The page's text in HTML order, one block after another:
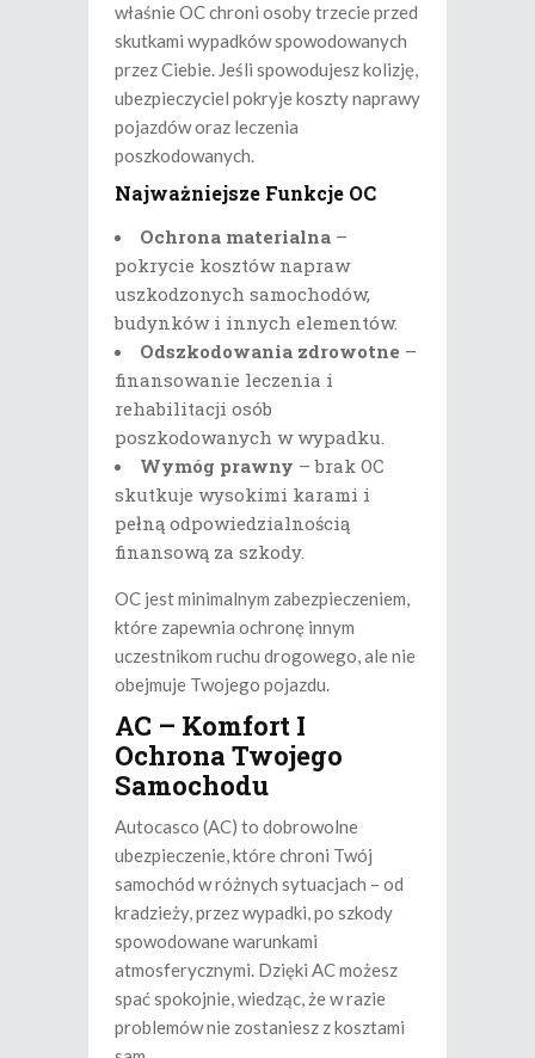
właśnie OC chroni osoby trzecie przed
skutkami wypadków spowodowanych
przez Ciebie. Jeśli spowodujesz kolizję,
ubezpieczyciel pokryje koszty naprawy
pojazdów oraz leczenia
poszkodowanych.
Najważniejsze Funkcje OC
Ochrona materialna –
pokrycie kosztów napraw
uszkodzonych samochodów,
budynków i innych elementów.
Odszkodowania zdrowotne –
finansowanie leczenia i
rehabilitacji osób
poszkodowanych w wypadku.
Wymóg prawny – brak OC
skutkuje wysokimi karami i
pełną odpowiedzialnością
finansową za szkody.
OC jest minimalnym zabezpieczeniem,
które zapewnia ochronę innym
uczestnikom ruchu drogowego, ale nie
obejmuje Twojego pojazdu.
AC – Komfort I
Ochrona Twojego
Samochodu
Autocasco (AC) to dobrowolne
ubezpieczenie, które chroni Twój
samochód w różnych sytuacjach – od
kradzieży, przez wypadki, po szkody
spowodowane warunkami
atmosferycznymi. Dzięki AC możesz
spać spokojnie, wiedząc, że w razie
problemów nie zostaniesz z kosztami